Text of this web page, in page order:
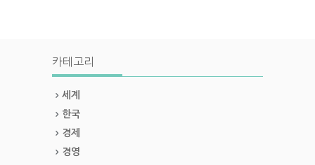
카테고리
세계
한국
경제
경영